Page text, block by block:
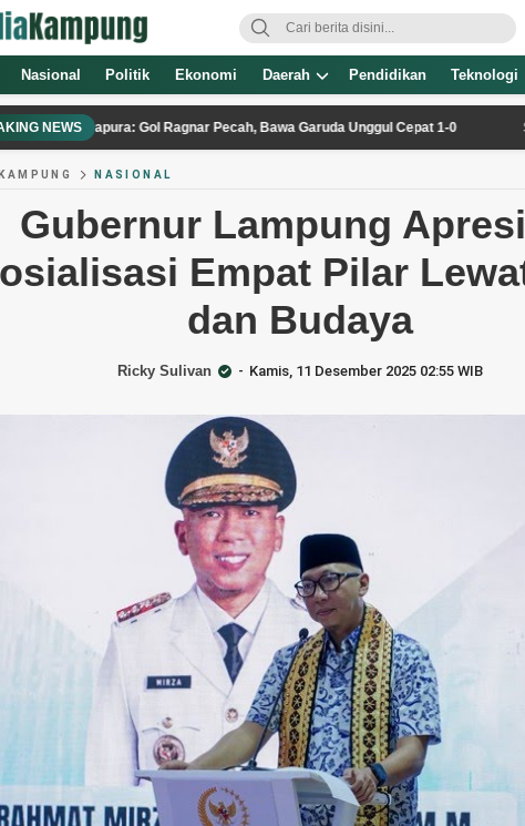
Nasional Politik Ekonomi Daerah Pendidikan Teknologi
NEWS
Singapura: Gol Ragnar Pecah, Bawa Garuda Unggul Cepat 1-0 Skuad
NASIONAL
Gubernur Lampung
Empat Pilar
dan Budaya
Ricky Sulivan Kamis, 11 Desember 2025 02:55 WIB